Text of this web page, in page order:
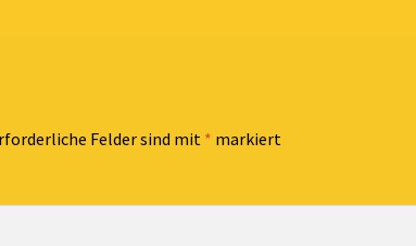
Felder sind mit * markiert